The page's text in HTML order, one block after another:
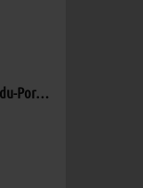
(5)